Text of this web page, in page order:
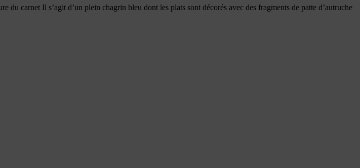
carnet Il s’agit d’un plein chagrin bleu dont les plats sont décorés avec des fragments de patte d’autruche